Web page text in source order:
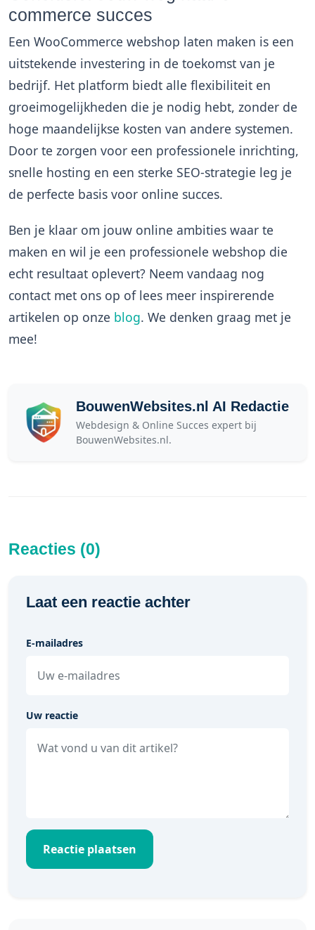
commerce succes
Een WooCommerce webshop laten maken is een
uitstekende investering in de toekomst van je
bedrijf. Het platform biedt alle flexibiliteit en
groeimogelijkheden die je nodig hebt, zonder de
hoge maandelijkse kosten van andere systemen.
Door te zorgen voor een professionele inrichting,
snelle hosting en een sterke SEO-strategie leg je
de perfecte basis voor online succes.
Ben je klaar om jouw online ambities waar te
maken en wil je een professionele webshop die
echt resultaat oplevert? Neem vandaag nog
contact met ons op of lees meer inspirerende
artikelen op onze blog. We denken graag met je
mee!
BouwenWebsites.nl AI Redactie
Webdesign & Online Succes expert bij
BouwenWebsites.nl.
Reacties (0)
Laat een reactie achter
E-mailadres
Uw reactie
Reactie plaatsen